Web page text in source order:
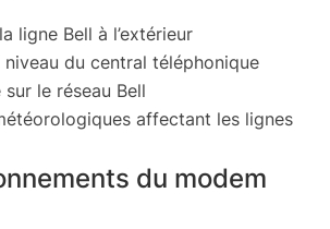
ligne Bell à l’extérieur
niveau du central téléphonique
le réseau Bell
affectant les lignes
du modem